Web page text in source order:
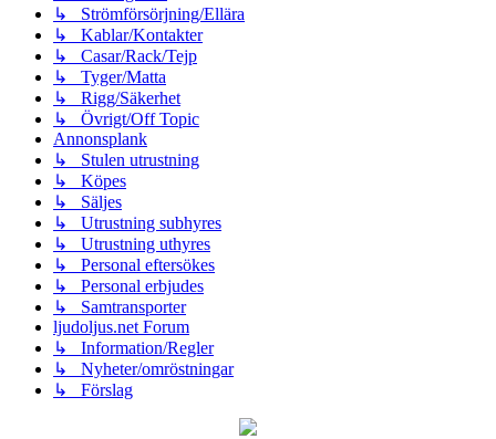
↳ Strömförsörjning/Ellära
↳ Kablar/Kontakter
↳ Casar/Rack/Tejp
↳ Tyger/Matta
↳ Rigg/Säkerhet
↳ Övrigt/Off Topic
Annonsplank
↳ Stulen utrustning
↳ Köpes
↳ Säljes
↳ Utrustning subhyres
↳ Utrustning uthyres
↳ Personal eftersökes
↳ Personal erbjudes
↳ Samtransporter
ljudoljus.net Forum
↳ Information/Regler
↳ Nyheter/omröstningar
↳ Förslag